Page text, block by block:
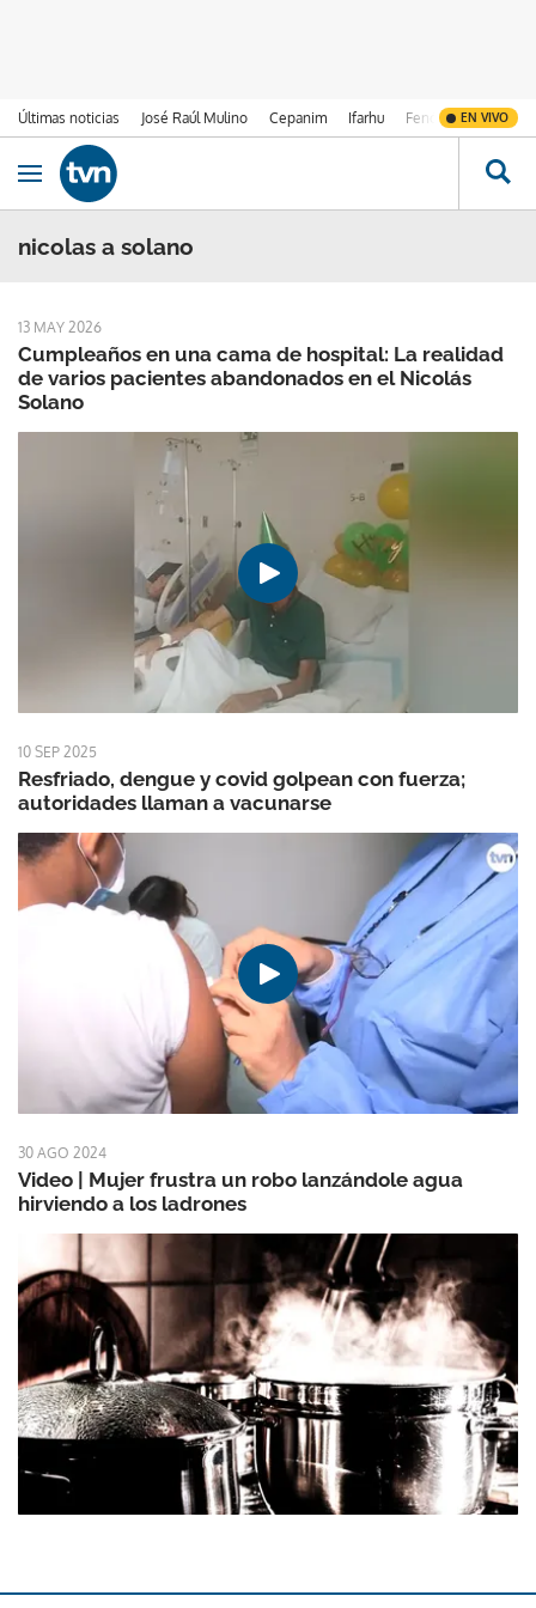
Últimas noticias José Raúl Mulino Cepanim Ifarhu Fenómeno de El
EN VIVO
Ir al contenido
Obrir navegació
nicolas a solano
13 MAY 2026
Cumpleaños en una cama de hospital: La realidad
de varios pacientes abandonados en el Nicolás
Solano
10 SEP 2025
Resfriado, dengue y covid golpean con fuerza;
autoridades llaman a vacunarse
30 AGO 2024
Video | Mujer frustra un robo lanzándole agua
hirviendo a los ladrones